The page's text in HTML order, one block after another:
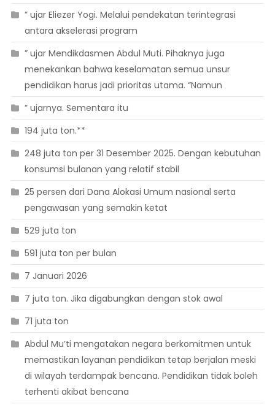
” ujar Eliezer Yogi. Melalui pendekatan terintegrasi
antara akselerasi program
” ujar Mendikdasmen Abdul Muti. Pihaknya juga
menekankan bahwa keselamatan semua unsur
pendidikan harus jadi prioritas utama. “Namun
” ujarnya. Sementara itu
194 juta ton.**
248 juta ton per 31 Desember 2025. Dengan kebutuhan
konsumsi bulanan yang relatif stabil
25 persen dari Dana Alokasi Umum nasional serta
pengawasan yang semakin ketat
529 juta ton
591 juta ton per bulan
7 Januari 2026
7 juta ton. Jika digabungkan dengan stok awal
71 juta ton
Abdul Mu’ti mengatakan negara berkomitmen untuk
memastikan layanan pendidikan tetap berjalan meski
di wilayah terdampak bencana. Pendidikan tidak boleh
terhenti akibat bencana